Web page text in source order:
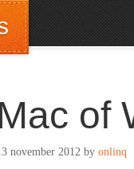
Mac of
november 2012 by onlinq